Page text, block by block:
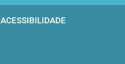
ACESSIBILIDADE